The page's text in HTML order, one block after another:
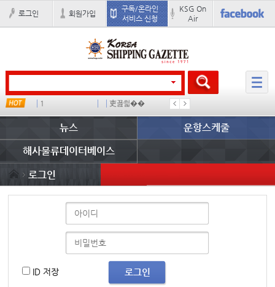
로그인 회원가입
구독/온라인
서비스 신청
KSG On
Air
1 吏꾪씗��
뉴스 운항스케줄
해사물류데이터베이스
로그인
로그인
ID 저장